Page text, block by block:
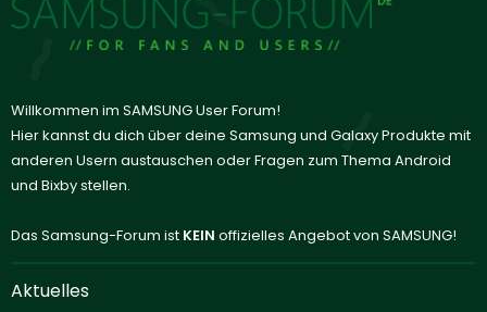
Willkommen im SAMSUNG User Forum!
Hier kannst du dich über deine Samsung und Galaxy Produkte mit
anderen Usern austauschen oder Fragen zum Thema Android
und Bixby stellen.
Das Samsung-Forum ist KEIN offizielles Angebot von SAMSUNG!
Aktuelles